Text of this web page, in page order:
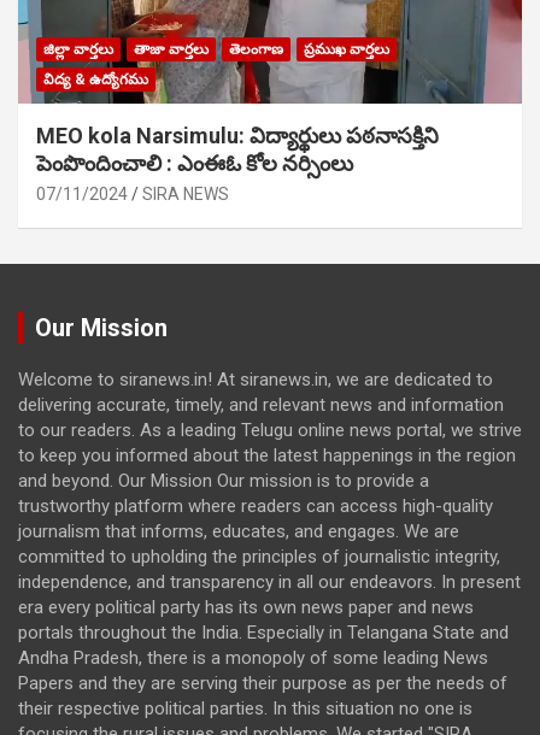
జిల్లా వార్తలు తాజా వార్తలు తెలంగాణ
ప్రముఖ వార్తలు
విద్య & ఉద్యోగము
MEO kola Narsimulu: విద్యార్థులు పఠ‌నాసక్తిని
పెంపొందించాలి : ఎంఈఓ కోల నర్సింలు
07/11/2024 SIRA NEWS
Our Mission
Welcome to siranews.in! At siranews.in, we are dedicated to
delivering accurate, timely, and relevant news and information
to our readers. As a leading Telugu online news portal, we strive
to keep you informed about the latest happenings in the region
and beyond. Our Mission Our mission is to provide a
trustworthy platform where readers can access high-quality
journalism that informs, educates, and engages. We are
committed to upholding the principles of journalistic integrity,
independence, and transparency in all our endeavors. In present
era every political party has its own news paper and news
portals throughout the India. Especially in Telangana State and
Andha Pradesh, there is a monopoly of some leading News
Papers and they are serving their purpose as per the needs of
their respective political parties. In this situation no one is